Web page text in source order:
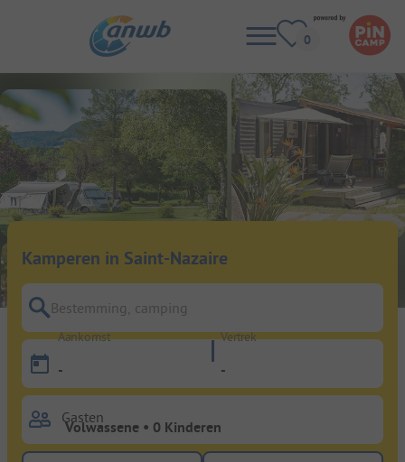
Kamperen in Saint-Nazaire
Bestemming, camping
Aankomst
-
Vertrek
-
Gasten